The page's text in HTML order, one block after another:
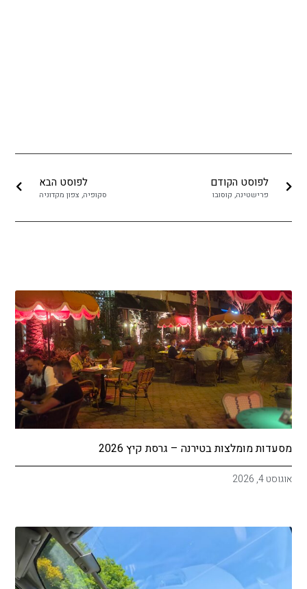
לפוסט הקודם
פרישטינה, קוסובו
לפוסט הבא
סקופיה, צפון מקדוניה
מסעדות מומלצות בטירנה – גרסת קיץ 2026
אוגוסט 4, 2026